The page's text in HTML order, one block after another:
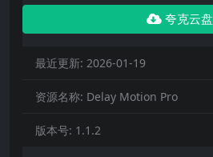
夸克云盘
最近更新: 2026-01-19
资源名称: Delay Motion Pro
版本号: 1.1.2